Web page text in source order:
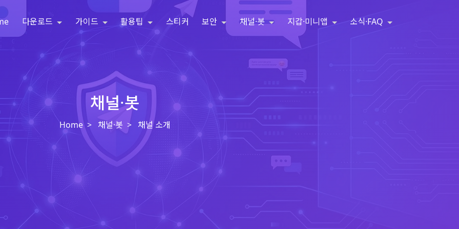
다운로드 가이드 활용팁 스티커 보안 채널·봇 지갑·미니앱 소식·FAQ
채널·봇
Home 채널·봇 채널 소개